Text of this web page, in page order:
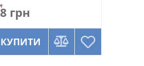
грн
КУПИТИ